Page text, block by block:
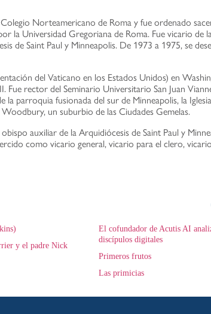
Norteamericano de Roma y fue ordenado
la Universidad Gregoriana de Roma. Fue vicario de
de Saint Paul y Minneapolis. De 1973 a 1975, se
del Vaticano en los Estados Unidos) en
Fue rector del Seminario Universitario San Juan
parroquia fusionada del sur de Minneapolis, la
un suburbio de las Ciudades Gemelas.
auxiliar de la Arquidiócesis de Saint Paul y
como vicario general, vicario para el clero,
y el padre Nick
El cofundador de Acutis AI
discípulos digitales
Primeros frutos
Las primicias